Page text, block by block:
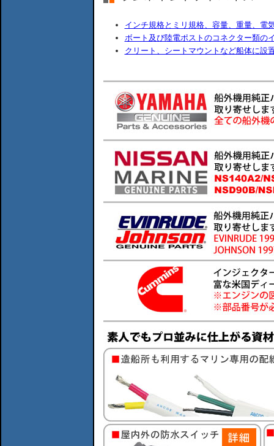
インチ規格とミリ規格、容量、重量、電
ボート及び陸電ポストのコネクター類の
クリート、シートマウントなど船体に設